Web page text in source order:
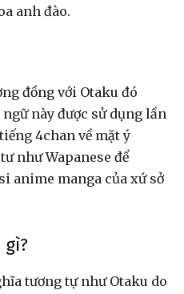
anh đào.
đồng với Otaku đó
này được sử dụng lần
4chan về mặt ý
như Wapanese để
anime manga của xứ sở
gì?
tương tự như Otaku do